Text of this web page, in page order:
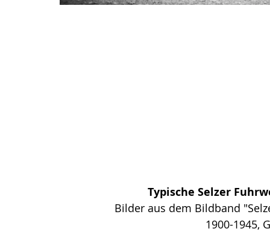
Typische Selzer
Bilder aus dem Bildband
1900-1945,